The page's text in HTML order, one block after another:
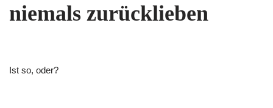
niemals zurücklieben
Ist so, oder?